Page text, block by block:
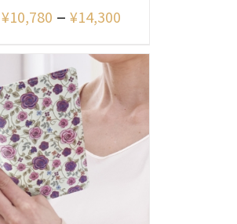
¥10,780 – ¥14,300